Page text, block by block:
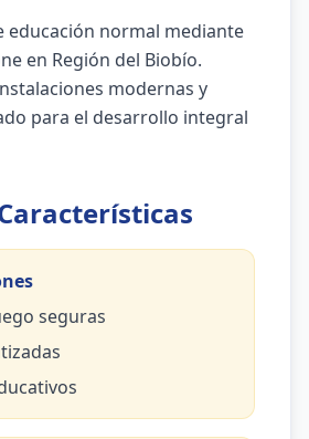
educación normal mediante
en Región del Biobío.
modernas y
para el desarrollo integral
seguras